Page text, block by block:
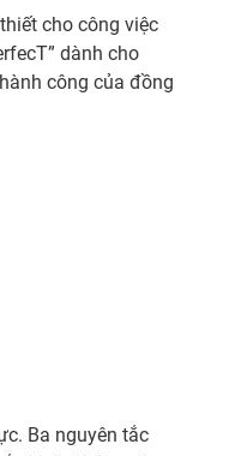
cho công việc
dành cho
công của đồng
Ba nguyên tắc